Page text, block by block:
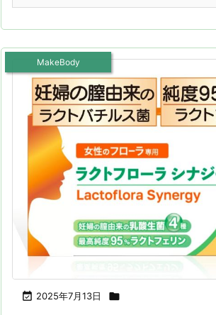
 2025年7月13日 
MakeBody